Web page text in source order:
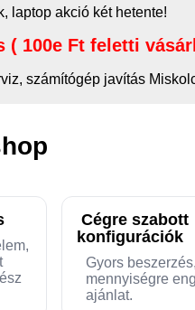
laptop akció két hetente!
( 100e Ft feletti
számítógép javítás
Cégre szabott
konfigurációk
Gyors
mennyiségre
ajánlat.